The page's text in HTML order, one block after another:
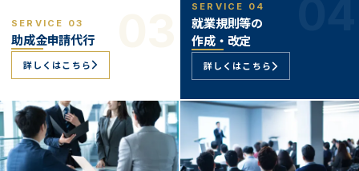
SERVICE 03
助成金申請代行
詳しくはこちら
SERVICE 04
就業規則等の
作成・改定
詳しくはこちら